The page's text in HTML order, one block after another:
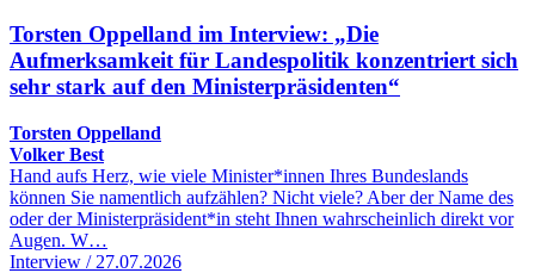
Torsten Oppelland im Interview: „Die
Aufmerksamkeit für Landespolitik konzentriert sich
sehr stark auf den Ministerpräsidenten“
Torsten Oppelland
Volker Best
Hand aufs Herz, wie viele Minister*innen Ihres Bundeslands
können Sie namentlich aufzählen? Nicht viele? Aber der Name des
oder der Ministerpräsident*in steht Ihnen wahrscheinlich direkt vor
Augen. W…
Interview / 27.07.2026